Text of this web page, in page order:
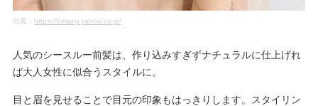
出典： https://beauty.yahoo.co.jp/
人気のシースルー前髪は、作り込みすぎずナチュラルに仕上げれ
ば大人女性に似合うスタイルに。
目と眉を見せることで目元の印象もはっきりします。スタイリン